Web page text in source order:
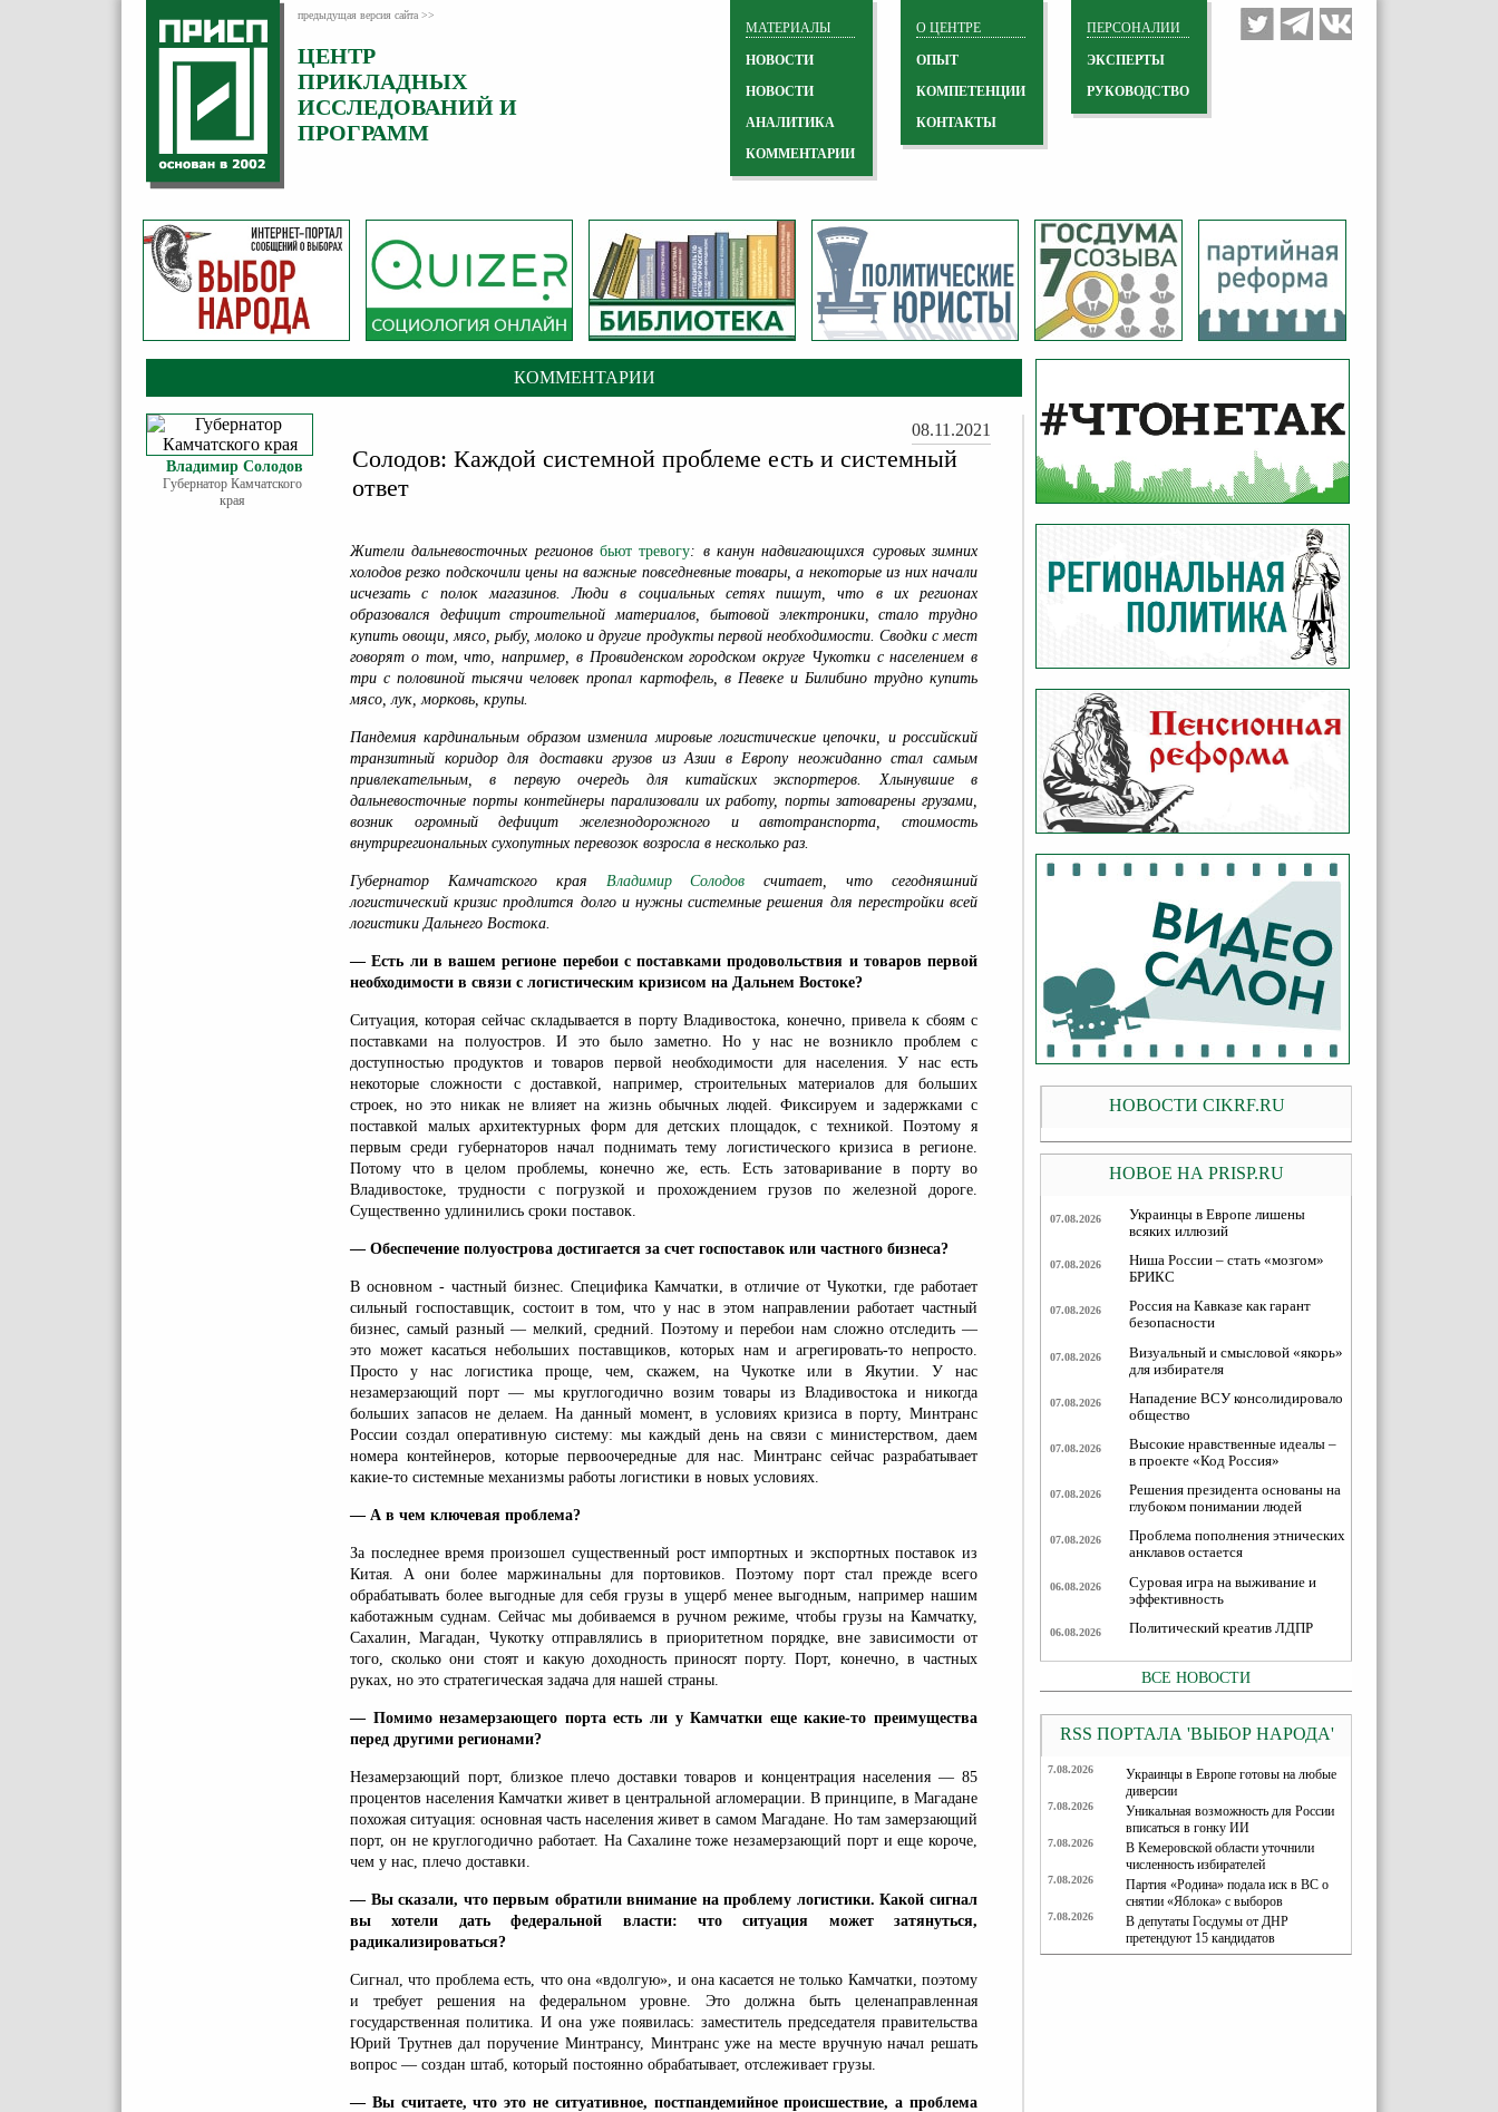
предыдущая версия сайта >>
ЦЕНТР
ПРИКЛАДНЫХ
ИССЛЕДОВАНИЙ И
ПРОГРАММ
ПЕРСОНАЛИИ
ЭКСПЕРТЫ
РУКОВОДСТВО
О ЦЕНТРЕ
ОПЫТ
КОМПЕТЕНЦИИ
КОНТАКТЫ
МАТЕРИАЛЫ
НОВОСТИ
НОВОСТИ
АНАЛИТИКА
КОММЕНТАРИИ
КОММЕНТАРИИ
Владимир Солодов
Губернатор Камчатского
края
08.11.2021
Солодов: Каждой системной проблеме есть и системный
ответ
Жители дальневосточных регионов бьют тревогу: в канун надвигающихся суровых зимних
холодов резко подскочили цены на важные повседневные товары, а некоторые из них начали
исчезать с полок магазинов. Люди в социальных сетях пишут, что в их регионах
образовался дефицит строительной материалов, бытовой электроники, стало трудно
купить овощи, мясо, рыбу, молоко и другие продукты первой необходимости. Сводки с мест
говорят о том, что, например, в Провиденском городском округе Чукотки с населением в
три с половиной тысячи человек пропал картофель, в Певеке и Билибино трудно купить
мясо, лук, морковь, крупы.
Пандемия кардинальным образом изменила мировые логистические цепочки, и российский
транзитный коридор для доставки грузов из Азии в Европу неожиданно стал самым
привлекательным, в первую очередь для китайских экспортеров. Хлынувшие в
дальневосточные порты контейнеры парализовали их работу, порты затоварены грузами,
возник огромный дефицит железнодорожного и автотранспорта, стоимость
внутрирегиональных сухопутных перевозок возросла в несколько раз.
Губернатор Камчатского края Владимир Солодов считает, что сегодняшний
логистический кризис продлится долго и нужны системные решения для перестройки всей
логистики Дальнего Востока.
— Есть ли в вашем регионе перебои с поставками продовольствия и товаров первой
необходимости в связи с логистическим кризисом на Дальнем Востоке?
Ситуация, которая сейчас складывается в порту Владивостока, конечно, привела к сбоям с
поставками на полуостров. И это было заметно. Но у нас не возникло проблем с
доступностью продуктов и товаров первой необходимости для населения. У нас есть
некоторые сложности с доставкой, например, строительных материалов для больших
строек, но это никак не влияет на жизнь обычных людей. Фиксируем и задержками с
поставкой малых архитектурных форм для детских площадок, с техникой. Поэтому я
первым среди губернаторов начал поднимать тему логистического кризиса в регионе.
Потому что в целом проблемы, конечно же, есть. Есть затоваривание в порту во
Владивостоке, трудности с погрузкой и прохождением грузов по железной дороге.
Существенно удлинились сроки поставок.
— Обеспечение полуострова достигается за счет госпоставок или частного бизнеса?
В основном - частный бизнес. Специфика Камчатки, в отличие от Чукотки, где работает
сильный госпоставщик, состоит в том, что у нас в этом направлении работает частный
бизнес, самый разный — мелкий, средний. Поэтому и перебои нам сложно отследить —
это может касаться небольших поставщиков, которых нам и агрегировать-то непросто.
Просто у нас логистика проще, чем, скажем, на Чукотке или в Якутии. У нас
незамерзающий порт — мы круглогодично возим товары из Владивостока и никогда
больших запасов не делаем. На данный момент, в условиях кризиса в порту, Минтранс
России создал оперативную систему: мы каждый день на связи с министерством, даем
номера контейнеров, которые первоочередные для нас. Минтранс сейчас разрабатывает
какие-то системные механизмы работы логистики в новых условиях.
— А в чем ключевая проблема?
За последнее время произошел существенный рост импортных и экспортных поставок из
Китая. А они более маржинальны для портовиков. Поэтому порт стал прежде всего
обрабатывать более выгодные для себя грузы в ущерб менее выгодным, например нашим
каботажным суднам. Сейчас мы добиваемся в ручном режиме, чтобы грузы на Камчатку,
Сахалин, Магадан, Чукотку отправлялись в приоритетном порядке, вне зависимости от
того, сколько они стоят и какую доходность приносят порту. Порт, конечно, в частных
руках, но это стратегическая задача для нашей страны.
— Помимо незамерзающего порта есть ли у Камчатки еще какие-то преимущества
перед другими регионами?
Незамерзающий порт, близкое плечо доставки товаров и концентрация населения — 85
процентов населения Камчатки живет в центральной агломерации. В принципе, в Магадане
похожая ситуация: основная часть населения живет в самом Магадане. Но там замерзающий
порт, он не круглогодично работает. На Сахалине тоже незамерзающий порт и еще короче,
чем у нас, плечо доставки.
— Вы сказали, что первым обратили внимание на проблему логистики. Какой сигнал
вы хотели дать федеральной власти: что ситуация может затянуться,
радикализироваться?
Сигнал, что проблема есть, что она «вдолгую», и она касается не только Камчатки, поэтому
и требует решения на федеральном уровне. Это должна быть целенаправленная
государственная политика. И она уже появилась: заместитель председателя правительства
Юрий Трутнев дал поручение Минтрансу, Минтранс уже на месте вручную начал решать
вопрос — создан штаб, который постоянно обрабатывает, отслеживает грузы.
— Вы считаете, что это не ситуативное, постпандемийное происшествие, а проблема
НОВОСТИ CIKRF.RU
НОВОЕ НА PRISP.RU
07.08.2026
Украинцы в Европе лишены
всяких иллюзий
07.08.2026
Ниша России – стать «мозгом»
БРИКС
07.08.2026
Россия на Кавказе как гарант
безопасности
07.08.2026
Визуальный и смысловой «якорь»
для избирателя
07.08.2026
Нападение ВСУ консолидировало
общество
07.08.2026
Высокие нравственные идеалы –
в проекте «Код Россия»
07.08.2026
Решения президента основаны на
глубоком понимании людей
07.08.2026
Проблема пополнения этнических
анклавов остается
06.08.2026
Суровая игра на выживание и
эффективность
06.08.2026 Политический креатив ЛДПР
ВСЕ НОВОСТИ
RSS ПОРТАЛА 'ВЫБОР НАРОДА'
7.08.2026
Украинцы в Европе готовы на любые
диверсии
7.08.2026
Уникальная возможность для России
вписаться в гонку ИИ
7.08.2026
В Кемеровской области уточнили
численность избирателей
7.08.2026
Партия «Родина» подала иск в ВС о
снятии «Яблока» с выборов
7.08.2026
В депутаты Госдумы от ДНР
претендуют 15 кандидатов